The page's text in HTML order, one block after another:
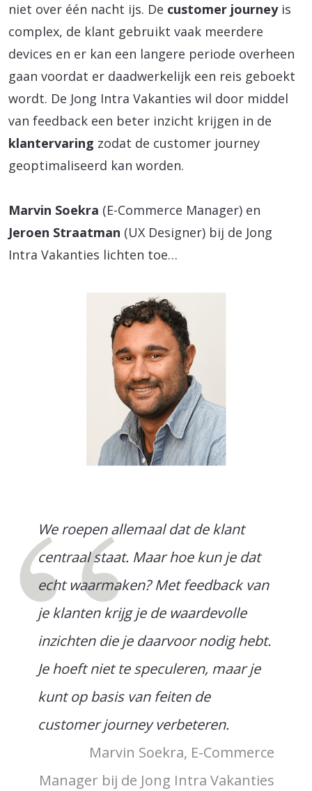
niet over één nacht ijs. De customer journeyis
complex, de klant gebruikt vaak meerdere
devices en er kan een langere periode overheen
gaan voordat er daadwerkelijk een reis geboekt
wordt. De Jong Intra Vakanties wil door middel
van feedback een beter inzicht krijgen in de
klantervaring zodat de customer journey
geoptimaliseerd kan worden.
Marvin Soekra (E-Commerce Manager) en
Jeroen Straatman (UX Designer) bij de Jong
Intra Vakanties lichten toe…
We roepen allemaal dat de klant
centraal staat. Maar hoe kun je dat
echt waarmaken? Met feedback van
je klanten krijg je de waardevolle
inzichten die je daarvoor nodig hebt.
Je hoeft niet te speculeren, maar je
kunt op basis van feiten de
customer journey verbeteren.
Marvin Soekra, E-Commerce
Manager bij de Jong Intra Vakanties